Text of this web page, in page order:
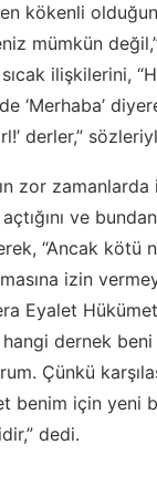
kökenli
mümkün
ilişkilerini,
‘Merhaba’
derler,”
zor
ve
“Ancak kötü
izin
Eyalet
dernek
Çünkü
benim için yeni
dedi.